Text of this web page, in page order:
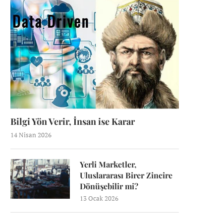
Bilgi Yön Verir, İnsan ise Karar
14 Nisan 2026
Yerli Marketler,
Uluslararası Birer Zincire
Dönüşebilir mi?
13 Ocak 2026